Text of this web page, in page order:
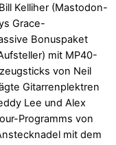
Kelliher (Mastodon-
Grace-
Bonuspaket
mit MP40-
von Neil
Gitarrenplektren
Lee und Alex
Programms von
mit dem